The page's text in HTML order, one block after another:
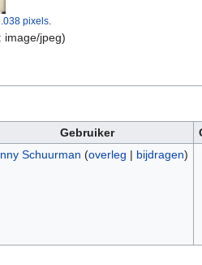
pixels
image/jpeg)
Gebruiker
Schuurman (overleg | bijdragen)